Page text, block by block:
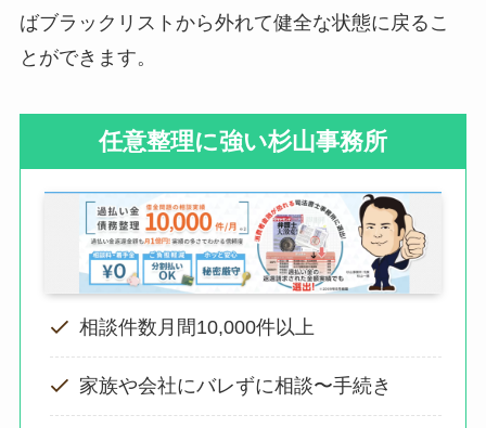
ばブラックリストから外れて健全な状態に戻るこ
とができます。
任意整理に強い杉山事務所
相談件数月間10,000件以上
家族や会社にバレずに相談〜手続き